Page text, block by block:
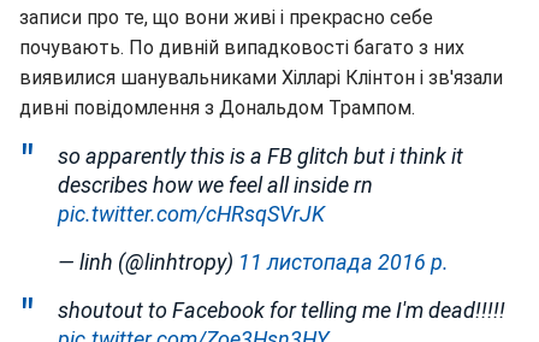
записи про те, що вони живі і прекрасно себе
почувають. По дивній випадковості багато з них
виявилися шанувальниками Хілларі Клінтон і зв'язали
дивні повідомлення з Дональдом Трампом.
so apparently this is a FB glitch but i think it
describes how we feel all inside rn
pic.twitter.com/cHRsqSVrJK
— linh (@linhtropy) 11 листопада 2016 р.
shoutout to Facebook for telling me I'm dead!!!!!